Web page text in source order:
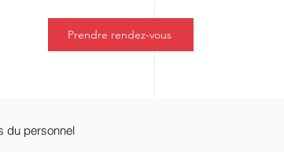
Prendre rendez-vous
du personnel